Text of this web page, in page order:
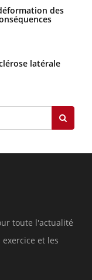
des
latérale
toute l'actualité
et les